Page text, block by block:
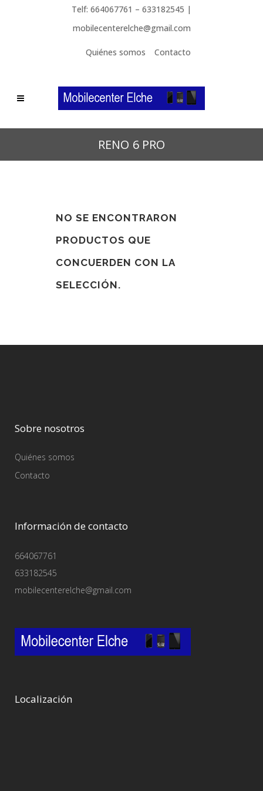
Telf: 664067761 – 633182545 |
mobilecenterelche@gmail.com
Quiénes somos Contacto
RENO 6 PRO
NO SE ENCONTRARON
PRODUCTOS QUE
CONCUERDEN CON LA
SELECCIÓN.
Sobre nosotros
Quiénes somos
Contacto
Información de contacto
664067761
633182545
mobilecenterelche@gmail.com
Localización